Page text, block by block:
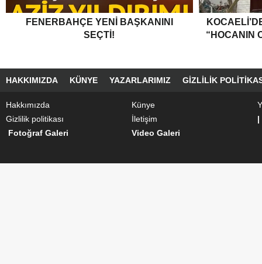
FENERBAHÇE YENI BAŞKANINI
SEÇTI!
“HOCANIN
HAKKIMIZDA KÜNYE YAZARLARIMIZ GIZLILIK
Hakkımızda Künye
Gizlilik politikası
İletişim
|
Fotoğraf Galeri
Video Galeri